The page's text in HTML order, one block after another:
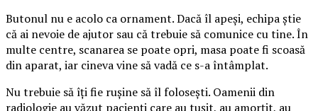
Butonul nu e acolo ca ornament. Dacă îl apeși, echipa știe
că ai nevoie de ajutor sau că trebuie să comunice cu tine. În
multe centre, scanarea se poate opri, masa poate fi scoasă
din aparat, iar cineva vine să vadă ce s-a întâmplat.
Nu trebuie să îți fie rușine să îl folosești. Oamenii din
radiologie au văzut pacienți care au tușit, au amorțit, au